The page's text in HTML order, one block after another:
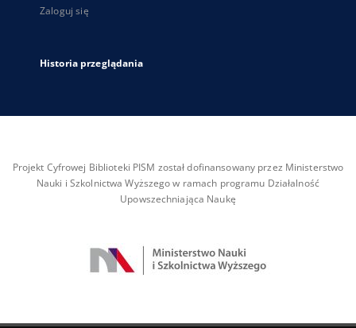
Zaloguj się
Historia przeglądania
Projekt Cyfrowej Biblioteki PISM został dofinansowany przez Ministerstwo
Nauki i Szkolnictwa Wyższego w ramach programu Działalność
Upowszechniająca Naukę